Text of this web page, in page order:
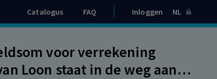
Catalogus FAQ Inloggen NL
voor verrekening
Loon staat in de weg aan